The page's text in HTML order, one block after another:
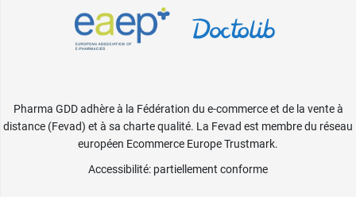
Pharma GDD adhère à la Fédération du e-commerce et de la vente à
distance (Fevad) et à sa charte qualité. La Fevad est membre du réseau
européen Ecommerce Europe Trustmark.
Accessibilité: partiellement conforme